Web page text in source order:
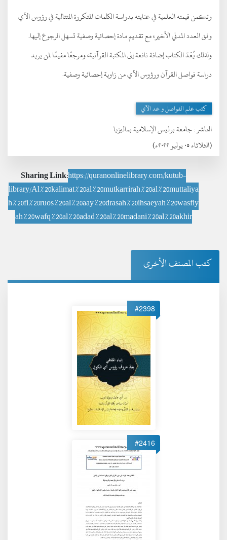
(الثلاثاء ٠٥ يوليو ٢٠٢٢ء)
الناشر :جامعة برليس الإسلامية بماليزيا
وتكمن قيمته العلمية في عنايته بدراسة الكلمات المتكررة المتتالية في رؤوس الآي
وفق العدد المدني الأخير، مع تقديم مادة إحصائية وصفية تسهل الرجوع إليها.
ولذلك يُعَدّ الكتاب إضافة نافعة إلى المكتبة القرآنية، ومرجعًا مفيدًا لمن يريد
دراسة فواصل القرآن ورؤوس الآي من زاوية إحصائية وصفية.
كتب علم الفواصل و عد الآي
Sharing Link:https://quranonlinelibrary.com/kutub-
library/Al%20kalimat%20al%20mutkarrirah%20al%20muttaliya
h%20fi%20ruos%20al%20aay%20drasah%20ihsaeyah%20wasfiy
ah%20wafq%20al%20adad%20al%20madani%20al%20akhir
كتب المصنف الأخرى
#2398
#2416